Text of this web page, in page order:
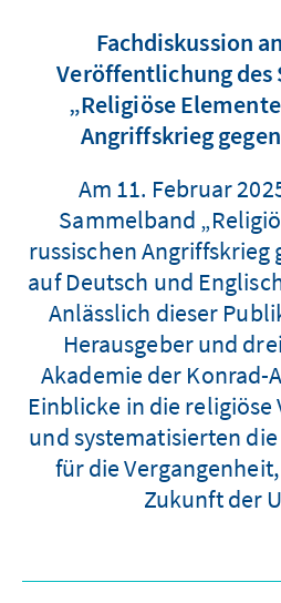
Fachdiskussion
Veröffentlichung des
„Religiöse
Angriffskrieg
Am 11. Februar
Sammelband
russischen Angriffskrieg
auf Deutsch und
Anlässlich dieser
Herausgeber und
Akademie der Konrad-
Einblicke in die religiöse
und systematisierten
für die
Zukunft der